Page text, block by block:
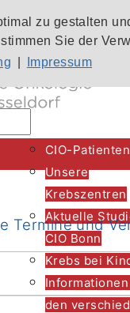
zu gestalten
Sie der
Impressum
CIO-
Unsere
Krebszentren
Aktuelle
CIO Bonn
Krebs bei
Informationen
den
Termine und